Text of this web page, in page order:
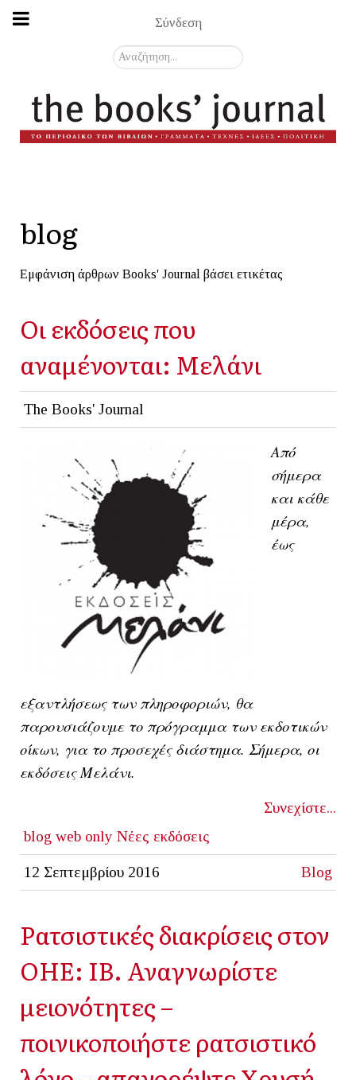
Σύνδεση
Αναζήτηση...
blog
Εμφάνιση άρθρων Books' Journal βάσει ετικέτας
Οι εκδόσεις που
αναμένονται: Μελάνι
The Books' Journal
Από
σήμερα
και κάθε
μέρα,
έως
εξαντλήσεως των πληροφοριών, θα
παρουσιάζουμε το πρόγραμμα των εκδοτικών
οίκων, για το προσεχές διάστημα. Σήμερα, οι
εκδόσεις Μελάνι.
Συνεχίστε...
blog web only Νέες εκδόσεις
12 Σεπτεμβρίου 2016 Blog
Ρατσιστικές διακρίσεις στον
ΟΗΕ: ΙΒ. Αναγνωρίστε
μειονότητες –
ποινικοποιήστε ρατσιστικό